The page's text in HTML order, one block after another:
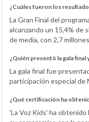
¿Cuáles fueron los
La Gran Final del
alcanzando un 15,4% de
de media, con 2,7
¿Quién presentó la gala final
La gala final fue
participación especial de
¿Qué certificación ha
'La Voz Kids' ha